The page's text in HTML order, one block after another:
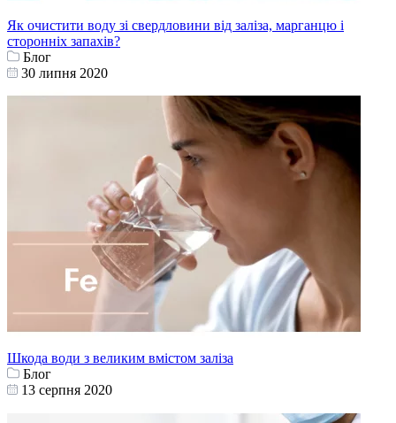
Як очистити воду зі свердловини від заліза, марганцю і
сторонніх запахів?
Блог
30 липня 2020
Шкода води з великим вмістом заліза
Блог
13 серпня 2020